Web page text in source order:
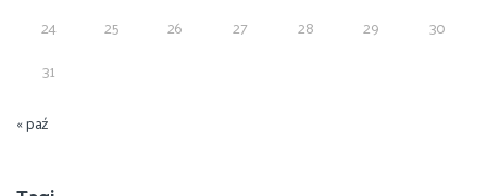
24
25 26 27 28 29
30
31
« paź